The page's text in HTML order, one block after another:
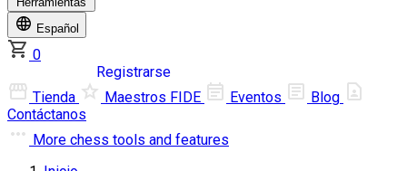
Español
0
Registrarse
Tienda
Maestros FIDE Eventos
Blog
Contáctanos
More chess tools and features